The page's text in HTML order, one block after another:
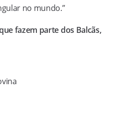
no mundo.”
fazem parte dos Balcãs,